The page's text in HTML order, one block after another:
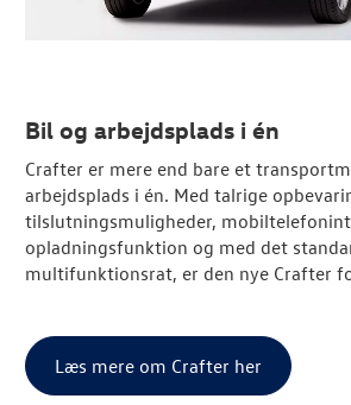
Bil og arbejdsplads i én
Crafter er mere end bare et
arbejdsplads i én. Med talrige
tilslutningsmuligheder,
opladningsfunktion og med det
multifunktionsrat, er den nye Crafter
Læs mere om Crafter her